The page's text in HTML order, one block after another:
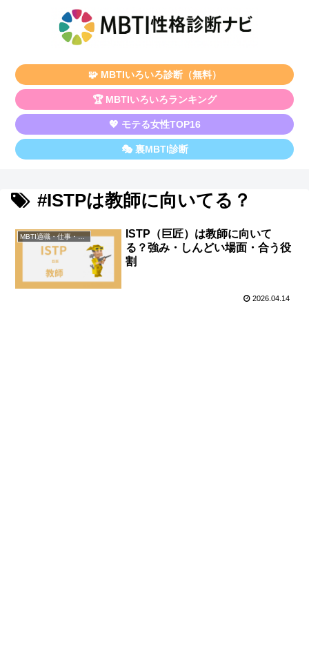
🧩 MBTIいろいろ診断（無料）
🏆 MBTIいろいろランキング
💖 モテる女性TOP16
🎭 裏MBTI診断
#ISTPは教師に向いてる？
MBTI適職・仕事・資格
ISTP（巨匠）は教師に向いて
る？強み・しんどい場面・合う役
割
2026.04.14